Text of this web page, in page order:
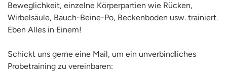
Beweglichkeit, einzelne Körperpartien wie Rücken,
Wirbelsäule, Bauch-Beine-Po, Beckenboden usw. trainiert.
Eben Alles in Einem!
Schickt uns gerne eine Mail, um ein unverbindliches
Probetraining zu vereinbaren: